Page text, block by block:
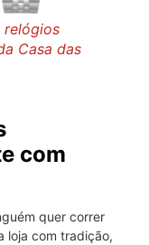
relógios
Casa das
com
quer correr
loja com tradição,